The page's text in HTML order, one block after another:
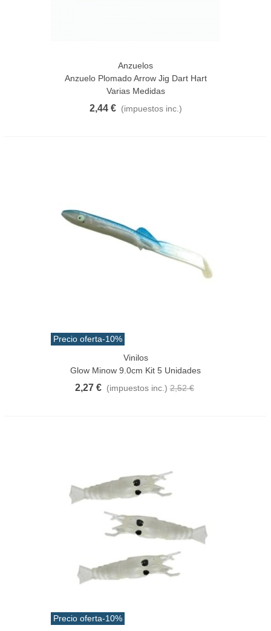
Anzuelos
Anzuelo Plomado Arrow Jig Dart Hart
Varias Medidas
2,44 € (impuestos inc.)
Precio oferta-10%
Vinilos
Glow Minow 9.0cm Kit 5 Unidades
2,27 € (impuestos inc.) 2,52 €
Precio oferta-10%